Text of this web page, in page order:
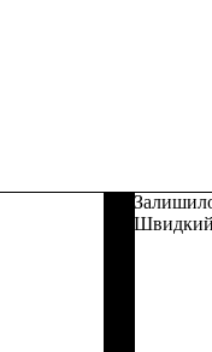
Швидкий